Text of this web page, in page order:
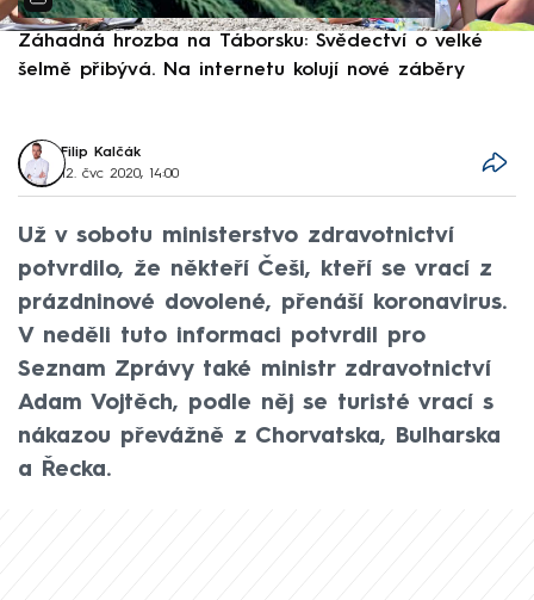
Záhadná hrozba na Táborsku: Svědectví o velké
šelmě přibývá. Na internetu kolují nové záběry
Filip Kalčák
12. čvc 2020, 14:00
Už v sobotu ministerstvo zdravotnictví
potvrdilo, že někteří Češi, kteří se vrací z
prázdninové dovolené, přenáší koronavirus.
V neděli tuto informaci potvrdil pro
Seznam Zprávy také ministr zdravotnictví
Adam Vojtěch, podle něj se turisté vrací s
nákazou převážně z Chorvatska, Bulharska
a Řecka.